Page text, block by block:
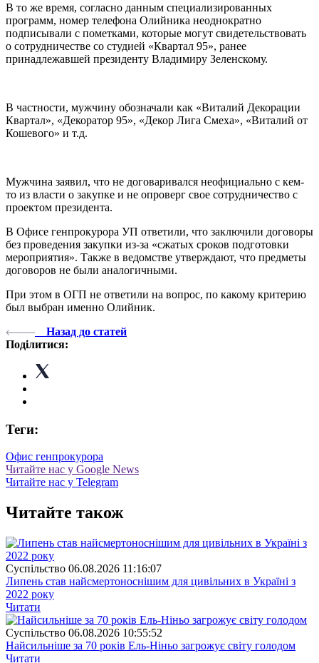
В то же время, согласно данным специализированных
программ, номер телефона Олийника неоднократно
подписывали с пометками, которые могут свидетельствовать
о сотрудничестве со студией «Квартал 95», ранее
принадлежавшей президенту Владимиру Зеленскому.
В частности, мужчину обозначали как «Виталий Декорации
Квартал», «Декоратор 95», «Декор Лига Смеха», «Виталий от
Кошевого» и т.д.
Мужчина заявил, что не договаривался неофициально с кем-
то из власти о закупке и не опроверг свое сотрудничество с
проектом президента.
В Офисе генпрокурора УП ответили, что заключили договоры
без проведения закупки из-за «сжатых сроков подготовки
мероприятия». Также в ведомстве утверждают, что предметы
договоров не были аналогичными.
При этом в ОГП не ответили на вопрос, по какому критерию
был выбран именно Олийник.
Назад до статей
Поділитися:
Теги:
Офис генпрокурора
Читайте нас у Google News
Читайте нас у Telegram
Читайте також
Суспiльство 06.08.2026 11:16:07
Липень став найсмертоноснішим для цивільних в Україні з
2022 року
Читати
Суспiльство 06.08.2026 10:55:52
Найсильніше за 70 років Ель-Ніньо загрожує світу голодом
Читати